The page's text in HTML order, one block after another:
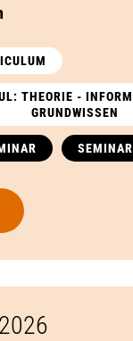
THEORIE -
GRUNDWISSEN
2026